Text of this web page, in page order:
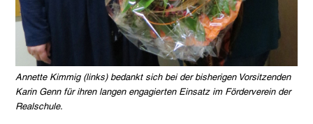
Annette Kimmig (links) bedankt sich bei der bisherigen Vorsitzenden
Karin Genn für ihren langen engagierten Einsatz im Förderverein der
Realschule.